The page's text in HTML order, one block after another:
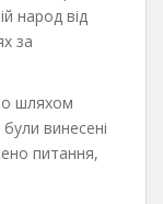
народ від
за
шляхом
винесені
питання,